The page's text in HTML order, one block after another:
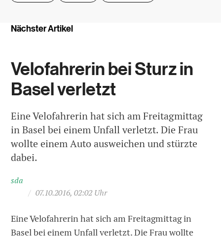
Nächster Artikel
Velofahrerin bei Sturz in
Basel verletzt
Eine Velofahrerin hat sich am Freitagmittag
in Basel bei einem Unfall verletzt. Die Frau
wollte einem Auto ausweichen und stürzte
dabei.
sda
/ 07.10.2016, 02:02 Uhr
Eine Velofahrerin hat sich am Freitagmittag in
Basel bei einem Unfall verletzt. Die Frau wollte